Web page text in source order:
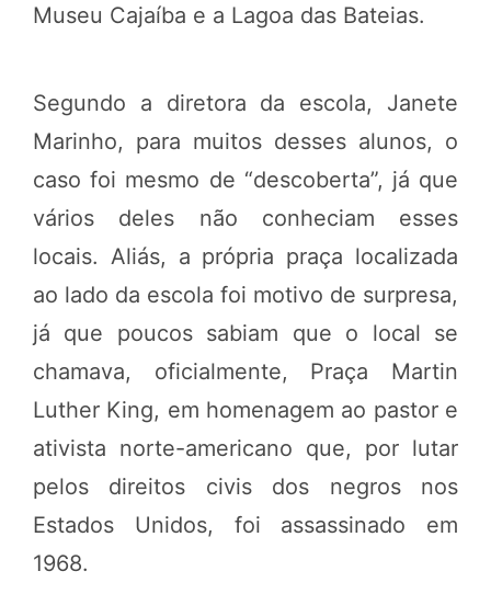
Museu Cajaíba e a Lagoa das Bateias.
Segundo a diretora da escola, Janete
Marinho, para muitos desses alunos, o
caso foi mesmo de “descoberta”, já que
vários deles não conheciam esses
locais. Aliás, a própria praça localizada
ao lado da escola foi motivo de surpresa,
já que poucos sabiam que o local se
chamava, oficialmente, Praça Martin
Luther King, em homenagem ao pastor e
ativista norte-americano que, por lutar
pelos direitos civis dos negros nos
Estados Unidos, foi assassinado em
1968.